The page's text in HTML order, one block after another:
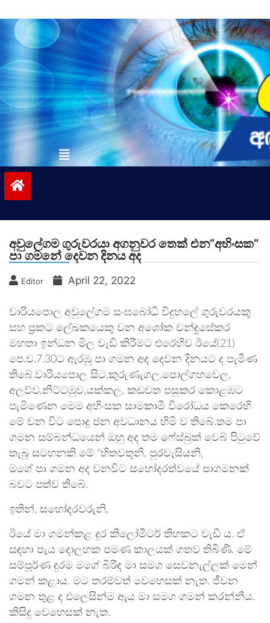
to
contentvinivida.lk
අවුලේගම ගුරුවරයා අගනුවර තෙක් එන”අහිංසක”
පා ගමනේ දෙවන දිනය අද
Editor April 22, 2022
වාරියපොල අවුලේගම සංඝබෝධි විදුහලේ ගුරුවරයකු
සහ ප්‍රකට ලේඛකයෙකු වන අශෝක චන්ද්‍රසේකර
මහතා ඉන්ධන මිල වැඩි කිරීමට එරෙහිව ඊයේ(21)
පෙ.ව.7.30ට ඇරඹූ පා ගමන අද දෙවන දිනයට ද පැමිණ
තිබේ.වාරියපොල සිට,කුරුණැගල,පොල්ගහවෙල,
අලව්ව,නිට්ටඹුව,යක්කල, කඩවත පසුකර කොළඹට
පැමිණෙන මෙම අහිංසක සාමකාමී විරෝධය කෙරෙහි
මේ වන විට පොදු ජන අවධානය හිමි ව තිබේ.තම පා
ගමන සම්බන්ධයෙන් ඔහු අද තම ෆේස්බුක් වෙබ් පිටුවේ
තැබූ සටහනකි මේ “හිතවතුනි, පුරවැසියනි,
මගේ පා ගමන අද වනවිට සහෝදරත්වයේ පාගමනක්
බවට පත්ව තිබේ.
ඉතින්, සහෝදරවරුනි,
ඊයේ මා ගමන්කළ දුර කිලෝමීටර් තිහකට වැඩි ය. ඒ
සඳහා පැය දොලහක පමණ කාලයක් ගතව තිබිණි. මේ
සම්පූර්ණ දුරම මගේ බිරිඳ මා සමග සෙවනැල්ලක් මෙන්
ගමන් කළාය. මට තරම්වත් වෙහෙසක් නැත. ජීවන
ගමන තුළ ද එලෙසින්ම ඇය මා සමග ගමන් කරන්නීය.
කිසිදු වෙහෙසක් නැත.